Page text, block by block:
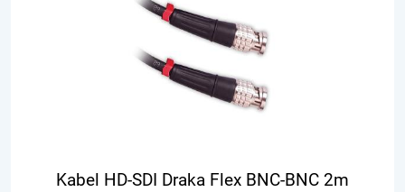
Kabel HD-SDI Draka Flex BNC-BNC 2m